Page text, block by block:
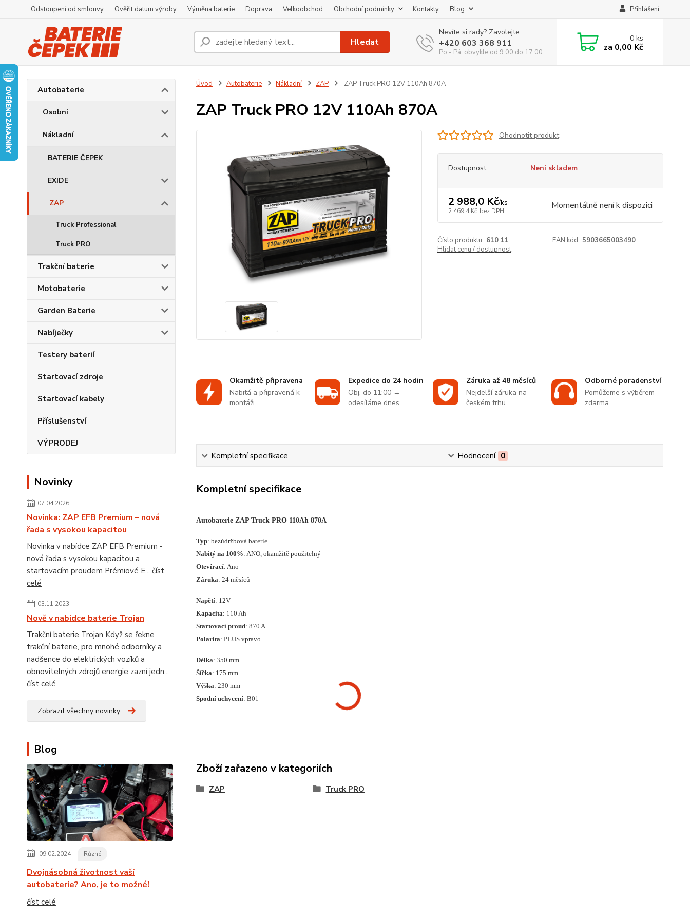
Odstoupení od smlouvy Ověřit datum výroby Výměna baterie Doprava Velkoobchod Obchodní podmínky Kontakty Blog Přihlášení
Hledat
Nevíte si rady? Zavolejte.
+420 603 368 911
Po - Pá, obvykle od 9:00 do 17:00
0ks
za 0,00 Kč
Autobaterie
Osobní
Nákladní
BATERIE ČEPEK
EXIDE
ZAP
Truck Professional
Truck PRO
Trakční baterie
Motobaterie
Garden Baterie
Nabíječky
Testery baterií
Startovací zdroje
Startovací kabely
Příslušenství
VÝPRODEJ
Novinky
07.04.2026
Novinka: ZAP EFB Premium – nová
řada s vysokou kapacitou
Novinka v nabídce ZAP EFB Premium -
nová řada s vysokou kapacitou a
startovacím proudem Prémiové E... číst
celé
03.11.2023
Nově v nabídce baterie Trojan
Trakční baterie Trojan Když se řekne
trakční baterie, pro mnohé odborníky a
nadšence do elektrických vozíků a
obnovitelných zdrojů energie zazní jedn...
číst celé
Zobrazit všechny novinky
Blog
09.02.2024 Různé
Dvojnásobná životnost vaší
autobaterie? Ano, je to možné!
číst celé
Úvod Autobaterie Nákladní ZAP ZAP Truck PRO 12V 110Ah 870A
ZAP Truck PRO 12V 110Ah 870A
Ohodnotit produkt
Dostupnost Není skladem
2 988,0 Kč/ks
2 469,4 Kč bez DPH Momentálně není k dispozici
Číslo produktu: 610 11 EAN kód: 5903665003490
Hlídat cenu / dostupnost
Okamžitě připravena
Nabitá a připravená k
montáži
Expedice do 24 hodin
Obj. do 11:00 →
odesíláme dnes
Záruka až 48 měsíců
Nejdelší záruka na
českém trhu
Odborné poradenství
Pomůžeme s výběrem
zdarma
Kompletní specifikace Hodnocení 0
Kompletní specifikace
Autobaterie ZAP Truck PRO 110Ah 870A
Typ: bezúdržbová baterie
Nabitý na 100%: ANO, okamžitě použitelný
Otevírací: Ano
Záruka: 24 měsíců
Napětí: 12V
Kapacita: 110 Ah
Startovací proud: 870 A
Polarita: PLUS vpravo
Délka: 350 mm
Šířka: 175 mm
Výška: 230 mm
Spodní uchycení: B01
Zboží zařazeno v kategoriích
ZAP Truck PRO